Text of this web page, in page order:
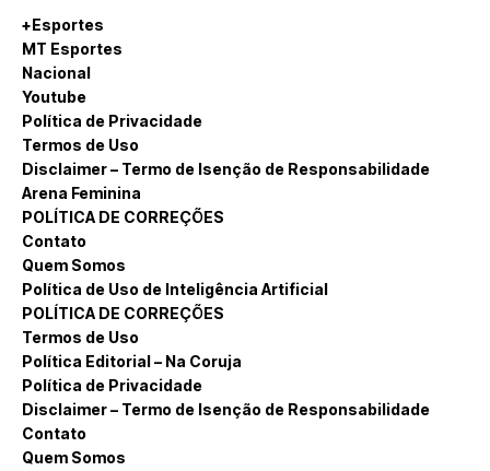
+Esportes
MT Esportes
Nacional
Youtube
Política de Privacidade
Termos de Uso
Disclaimer – Termo de Isenção de Responsabilidade
Arena Feminina
POLÍTICA DE CORREÇÕES
Contato
Quem Somos
Política de Uso de Inteligência Artificial
POLÍTICA DE CORREÇÕES
Termos de Uso
Política Editorial – Na Coruja
Política de Privacidade
Disclaimer – Termo de Isenção de Responsabilidade
Contato
Quem Somos